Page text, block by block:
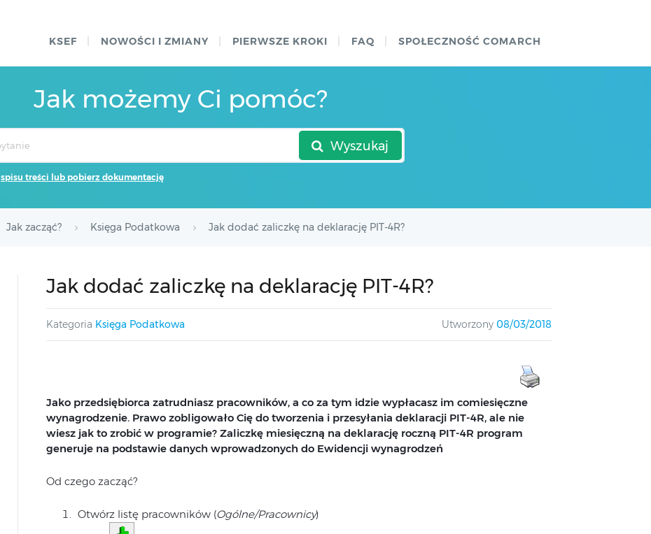
KSEF NOWOŚCI I ZMIANY PIERWSZE KROKI FAQ SPOŁECZNOŚĆ COMARCH
Jak możemy Ci pomóc?
Wyszukaj
spisu treści lub pobierz dokumentację
Jak zacząć? Księga Podatkowa Jak dodać zaliczkę na deklarację PIT-4R?
Jak dodać zaliczkę na deklarację PIT-4R?
Kategoria Księga Podatkowa Utworzony 08/03/2018
Jako przedsiębiorca zatrudniasz pracowników, a co za tym idzie wypłacasz im comiesięczne
wynagrodzenie. Prawo zobligowało Cię do tworzenia i przesyłania deklaracji PIT-4R, ale nie
wiesz jak to zrobić w programie? Zaliczkę miesięczną na deklarację roczną PIT-4R program
generuje na podstawie danych wprowadzonych do Ewidencji wynagrodzeń
Od czego zacząć?
Otwórz listę pracowników (Ogólne/Pracownicy)